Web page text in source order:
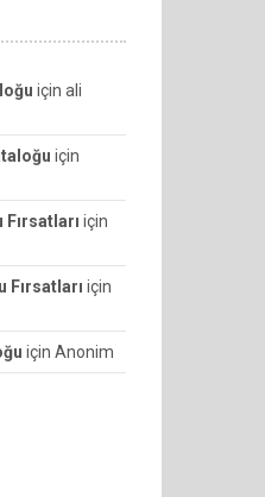
için ali
için
için
Fırsatları için
için Anonim